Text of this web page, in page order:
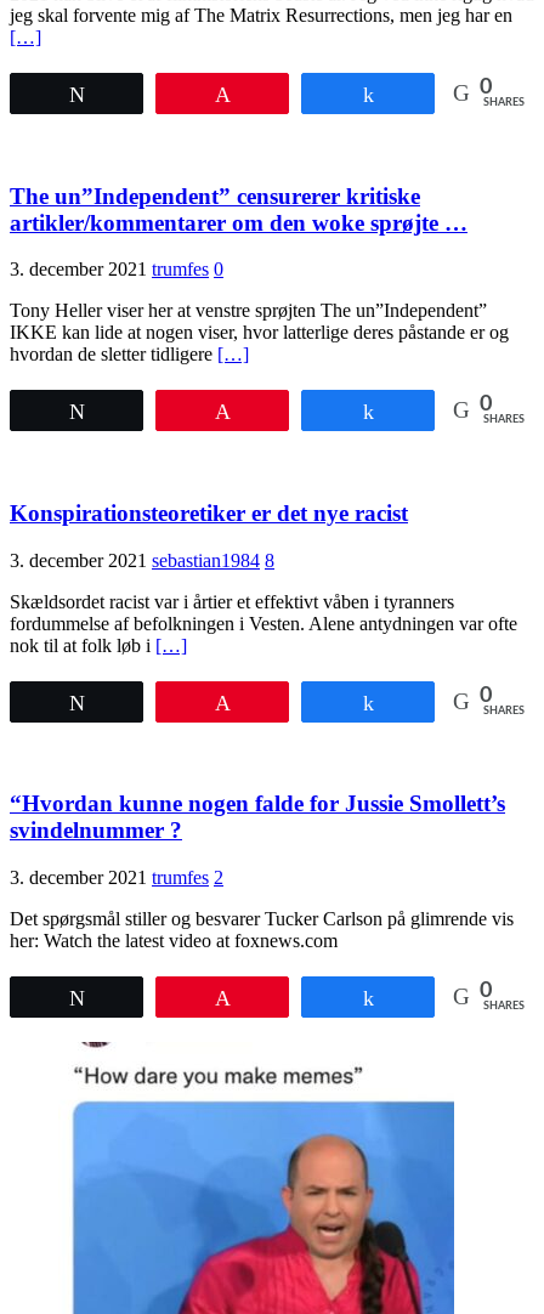
jeg skal forvente mig af The Matrix Resurrections, men jeg har en
[…]
0
SHARES
The un”Independent” censurerer kritiske
artikler/kommentarer om den woke sprøjte …
3. december 2021 trumfes 0
Tony Heller viser her at venstre sprøjten The un”Independent”
IKKE kan lide at nogen viser, hvor latterlige deres påstande er og
hvordan de sletter tidligere […]
0
SHARES
Konspirationsteoretiker er det nye racist
3. december 2021 sebastian1984 8
Skældsordet racist var i årtier et effektivt våben i tyranners
fordummelse af befolkningen i Vesten. Alene antydningen var ofte
nok til at folk løb i […]
0
SHARES
“Hvordan kunne nogen falde for Jussie Smollett’s
svindelnummer ?
3. december 2021 trumfes 2
Det spørgsmål stiller og besvarer Tucker Carlson på glimrende vis
her: Watch the latest video at foxnews.com
0
SHARES